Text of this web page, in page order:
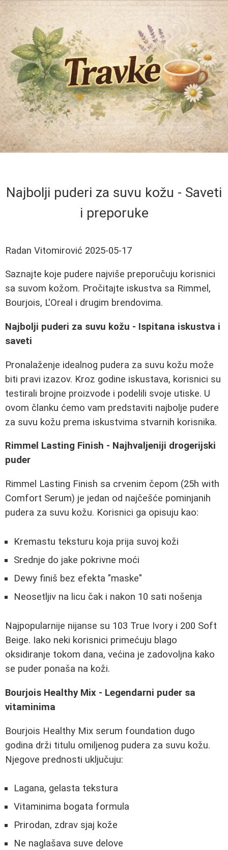
Najbolji puderi za suvu kožu - Saveti
i preporuke
Radan Vitomirović 2025-05-17
Saznajte koje pudere najviše preporučuju korisnici
sa suvom kožom. Pročitajte iskustva sa Rimmel,
Bourjois, L'Oreal i drugim brendovima.
Najbolji puderi za suvu kožu - Ispitana iskustva i
saveti
Pronalaženje idealnog pudera za suvu kožu može
biti pravi izazov. Kroz godine iskustava, korisnici su
testirali brojne proizvode i podelili svoje utiske. U
ovom članku ćemo vam predstaviti najbolje pudere
za suvu kožu prema iskustvima stvarnih korisnika.
Rimmel Lasting Finish - Najhvaljeniji drogerijski
puder
Rimmel Lasting Finish sa crvenim čepom (25h with
Comfort Serum) je jedan od najčešće pominjanih
pudera za suvu kožu. Korisnici ga opisuju kao:
Kremastu teksturu koja prija suvoj koži
Srednje do jake pokrivne moći
Dewy finiš bez efekta "maske"
Neosetljiv na licu čak i nakon 10 sati nošenja
Najpopularnije nijanse su 103 True Ivory i 200 Soft
Beige. Iako neki korisnici primećuju blago
oksidiranje tokom dana, većina je zadovoljna kako
se puder ponaša na koži.
Bourjois Healthy Mix - Legendarni puder sa
vitaminima
Bourjois Healthy Mix serum foundation dugo
godina drži titulu omiljenog pudera za suvu kožu.
Njegove prednosti uključuju:
Lagana, gelasta tekstura
Vitaminima bogata formula
Prirodan, zdrav sjaj kože
Ne naglašava suve delove